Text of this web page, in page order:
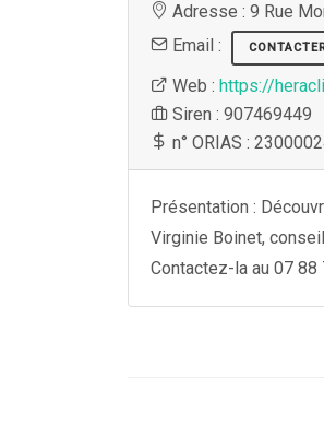
Adresse : 9 Rue
Email :
Web : https://
Siren : 907469449
n° ORIAS :
Présentation :
Virginie Boinet,
Contactez-la au 07 88